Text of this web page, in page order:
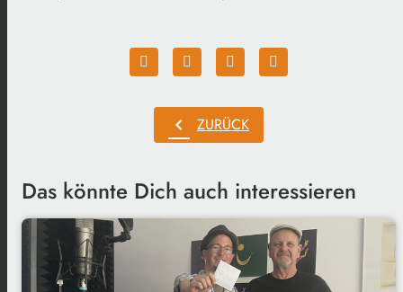
chevron_left ZURÜCK
Das könnte Dich auch interessieren